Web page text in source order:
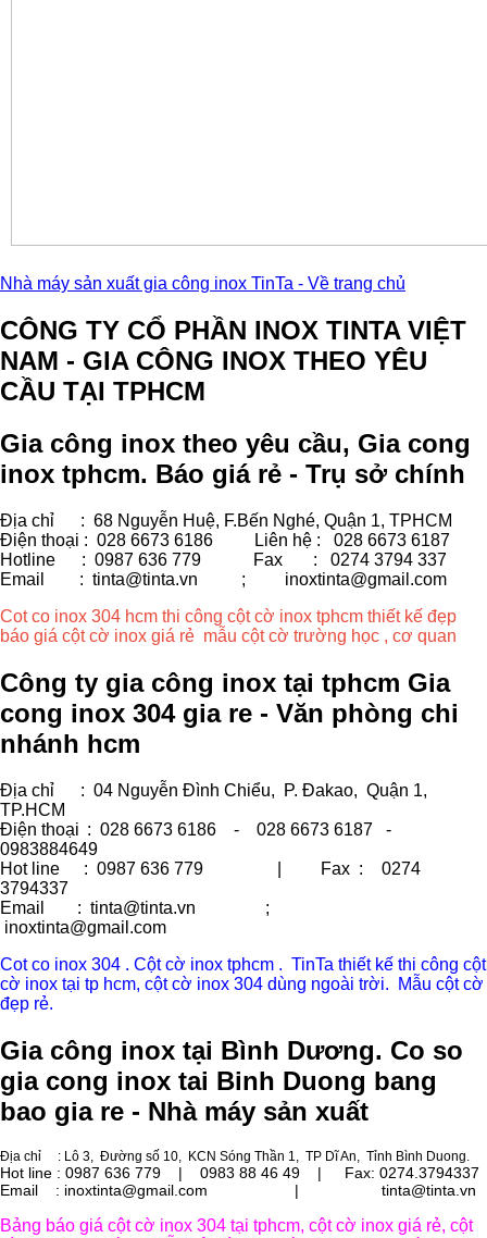
Nhà máy sản xuất gia công inox TinTa - Về trang chủ
CÔNG TY CỔ PHẦN INOX TINTA VIỆT
NAM - GIA CÔNG INOX THEO YÊU
CẦU TẠI TPHCM
Gia công inox theo yêu cầu, Gia cong
inox tphcm. Báo giá rẻ - Trụ sở chính
Địa chỉ : 68 Nguyễn Huệ, F.Bến Nghé, Quận 1, TPHCM
Điện thoại : 028 6673 6186
Liên hệ : 028 6673 6187
Hotline : 0987 636 779 Fax
: 0274 3794 337
Email : tinta@tinta.vn ;
inoxtinta@gmail.com
Cot co inox 304 hcm thi công cột cờ inox tphcm thiết kế đẹp
báo giá cột cờ inox giá rẻ mẫu cột cờ trường học , cơ quan
Công ty gia công inox tại tphcm Gia
cong inox 304 gia re - Văn phòng chi
nhánh hcm
Địa chỉ
: 04 Nguyễn Đình Chiểu, P. Đakao, Quận 1,
TP.HCM
Điện thoại : 028 6673 6186 - 028 6673 6187 -
0983884649
Hot line
: 0987 636 779 | Fax :
0274
3794337
Email
: tinta@tinta.vn ;
inoxtinta@gmail.com
Cot co inox 304 . Cột cờ inox tphcm . TinTa thiết kế thi công cột
cờ inox tại tp hcm, cột cờ inox 304 dùng ngoài trời. Mẫu cột cờ
đẹp rẻ.
Gia công inox tại Bình Dương. Co so
gia cong inox tai Binh Duong bang
bao gia re - Nhà máy sản xuất
Địa chỉ : Lô 3, Đường số 10, KCN Sóng Thần 1, TP Dĩ An, Tỉnh Bình Duong.
Hot line : 0987 636 779 | 0983 88 46 49 |
Fax: 0274.3794337
Email : inoxtinta@gmail.com | tinta@tinta.vn
Bảng báo giá cột cờ inox 304 tại tphcm, cột cờ inox giá rẻ, cột